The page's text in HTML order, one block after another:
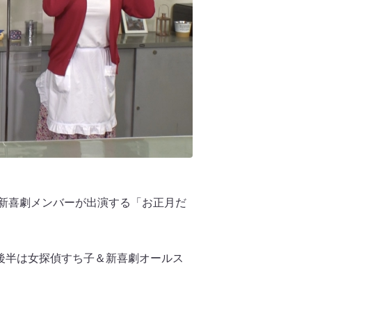
喜劇メンバーが出演する「お正月だ
は女探偵すち子＆新喜劇オールス